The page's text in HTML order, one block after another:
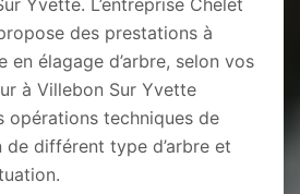
Yvette. L’entreprise Chelet
des prestations à
en élagage d’arbre, selon vos
à Villebon Sur Yvette
opérations techniques de
de différent type d’arbre et